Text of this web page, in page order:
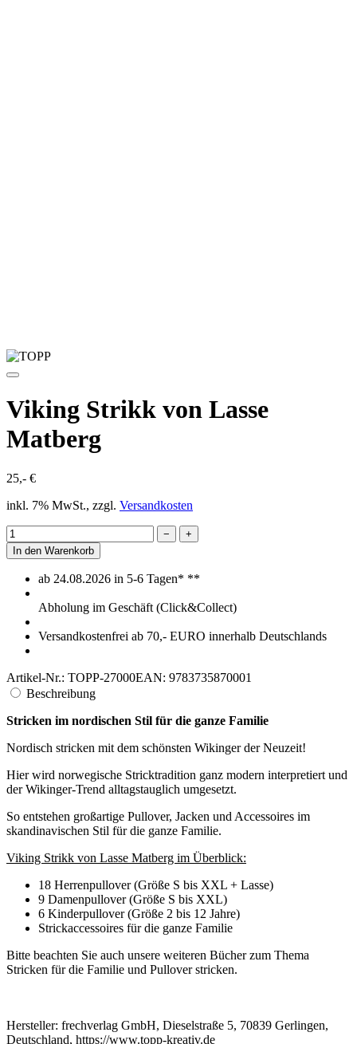
Viking Strikk von Lasse
Matberg
25,- €
inkl. 7% MwSt., zzgl. Versandkosten
−
+
In den Warenkorb
ab 24.08.2026 in 5-6 Tagen* **
Abholung im Geschäft (Click&Collect)
Versandkostenfrei ab 70,- EURO innerhalb Deutschlands
Artikel-Nr.: TOPP-27000EAN: 9783735870001
Beschreibung
Stricken im nordischen Stil für die ganze Familie
Nordisch stricken mit dem schönsten Wikinger der Neuzeit!
Hier wird norwegische Stricktradition ganz modern interpretiert und
der Wikinger-Trend alltagstauglich umgesetzt.
So entstehen großartige Pullover, Jacken und Accessoires im
skandinavischen Stil für die ganze Familie.
Viking Strikk von Lasse Matberg im Überblick:
18 Herrenpullover (Größe S bis XXL + Lasse)
9 Damenpullover (Größe S bis XXL)
6 Kinderpullover (Größe 2 bis 12 Jahre)
Strickaccessoires für die ganze Familie
Bitte beachten Sie auch unsere weiteren Bücher zum Thema
Stricken für die Familie und Pullover stricken.
Hersteller: frechverlag GmbH, Dieselstraße 5, 70839 Gerlingen,
Deutschland, https://www.topp-kreativ.de